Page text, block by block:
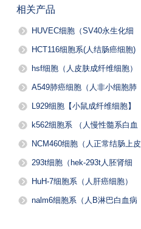
相关产品
HUVEC细胞（SV40永生化细
胞，人脐静脉血管内皮细胞）
HCT116细胞系(人结肠癌细胞)
hsf细胞（人皮肤成纤维细胞）
SV40永生化
A549肺癌细胞（人非小细胞肺
癌细胞）L929细胞【小鼠成纤维细胞】
k562细胞系 （人慢性髓系白血
病细胞）NCM460细胞（人正常结肠上皮
细胞）293t细胞（hek-293t人胚肾细
胞）HuH-7细胞系（人肝癌细胞）
nalm6细胞系（人B淋巴白血病